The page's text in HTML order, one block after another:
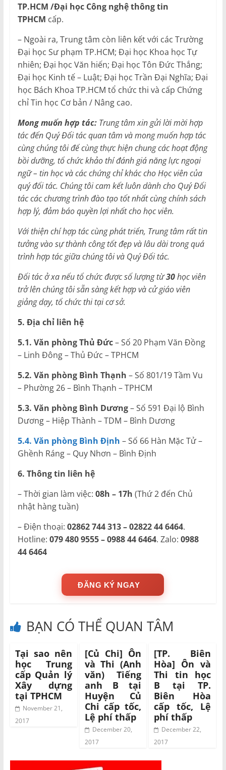
TP.HCM /Đại học Công nghệ thông tin
TPHCM cấp.
– Ngoài ra, Trung tâm còn liên kết với các Trường
Đại học Sư phạm TP.HCM; Đại học Khoa học Tự
nhiên; Đại học Văn hiến; Đại học Tôn Đức Thắng;
Đại học Kinh tế – Luật; Đại học Trần Đại Nghĩa; Đại
học Bách Khoa TP.HCM tổ chức thi và cấp Chứng
chỉ Tin học Cơ bản / Nâng cao.
Mong muốn hợp tác: Trung tâm xin gửi lời mời hợp
tác đến Quý Đối tác quan tâm và mong muốn hợp tác
cùng chúng tôi để cùng thực hiện chung các hoạt động
bồi dưỡng, tổ chức khảo thí đánh giá năng lực ngoại
ngữ – tin học và các chứng chỉ khác cho Học viên của
quý đối tác. Chúng tôi cam kết luôn dành cho Quý Đối
tác các chương trình đào tạo tốt nhất cùng chính sách
hợp lý, đảm báo quyền lợi nhất cho học viên.
Với thiện chí hợp tác cùng phát triển, Trung tâm rất tin
tưởng vào sự thành công tốt đẹp và lâu dài trong quá
trình hợp tác giữa chúng tôi và Quý Đối tác.
Đối tác ở xa nếu tổ chức được số lượng từ30học viên
trở lên chúng tôi sẵn sàng kết hợp và cử giáo viên
giảng dạy, tổ chức thi tại cơ sở.
5. Địa chỉ liên hệ
5.1. Văn phòng Thủ Đức– Số 20 Phạm Văn Đồng
– Linh Đông – Thủ Đức – TPHCM
5.2. Văn phòng Bình Thạnh – Số 801/19 Tầm Vu
– Phường 26 – Bình Thạnh – TPHCM
5.3. Văn phòng Bình Dương– Số 591 Đại lộ Bình
Dương – Hiệp Thành – TDM – Bình Dương
5.4. Văn phòng Bình Định – Số 66 Hàn Mặc Tử –
Ghềnh Ráng – Quy Nhơn – Bình Định
6. Thông tin liên hệ
– Thời gian làm việc: 08h – 17h (Thứ 2 đến Chủ
nhật hàng tuần)
– Điện thoại: 02862 744 313 – 02822 44 6464.
Hotline: 079 480 9555 – 0988 44 6464. Zalo: 0988
44 6464
ĐĂNG KÝ NGAY
BẠN CÓ THỂ QUAN TÂM
Tại sao nên
học Trung
cấp Quản lý
Xây dựng
tại TPHCM
November 21,
2017
[Củ Chi] Ôn
và Thi (Anh
văn) Tiếng
anh B tại
Huyện Củ
Chi cấp tốc,
Lệ phí thấp
December 20,
2017
[TP. Biên
Hòa] Ôn và
Thi tin học
B tại TP.
Biên Hòa
cấp tốc, Lệ
phí thấp
December 22,
2017